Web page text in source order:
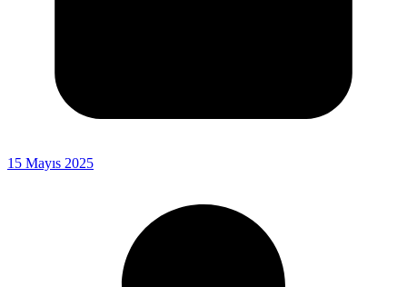
15 Mayıs 2025